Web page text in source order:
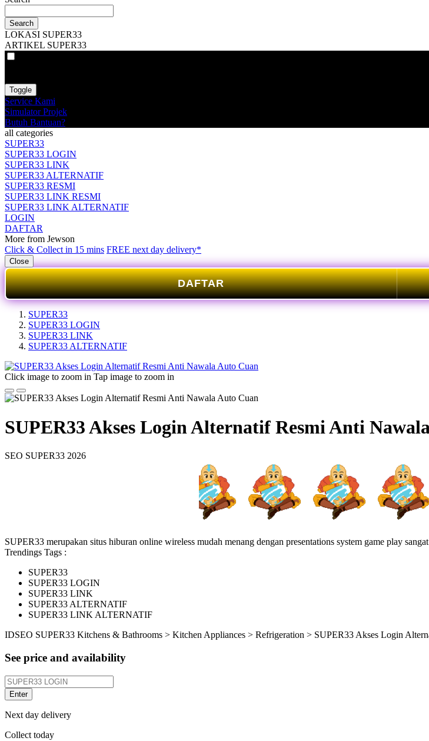
Search
LOKASI SUPER33
ARTIKEL SUPER33
Toggle
Service Kami
Simulator Projek
Butuh Bantuan?
all categories
SUPER33
SUPER33 LOGIN
SUPER33 LINK
SUPER33 ALTERNATIF
SUPER33 RESMI
SUPER33 LINK RESMI
SUPER33 LINK ALTERNATIF
LOGIN
DAFTAR
More from Jewson
Click & Collect in 15 mins FREE next day delivery*
Close
DAFTAR
SUPER33
SUPER33 LOGIN
SUPER33 LINK
SUPER33 ALTERNATIF
Click image to zoom in Tap image to zoom in
SUPER33 Akses Login Alternatif Resmi Anti
SEO SUPER33 2026
SUPER33 merupakan situs hiburan online wireless mudah menang dengan presentations system game play
Trendings Tags :
SUPER33
SUPER33 LOGIN
SUPER33 LINK
SUPER33 ALTERNATIF
SUPER33 LINK ALTERNATIF
IDSEO SUPER33 Kitchens & Bathrooms > Kitchen Appliances > Refrigeration > SUPER33 Akses Login
See price and availability
Enter
Next day delivery
Collect today